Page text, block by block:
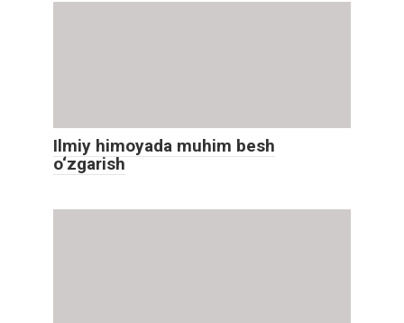
Ilmiy himoyada muhim besh
o‘zgarish